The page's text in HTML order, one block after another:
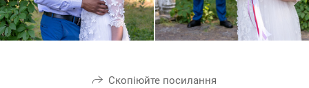
Скопіюйте посилання